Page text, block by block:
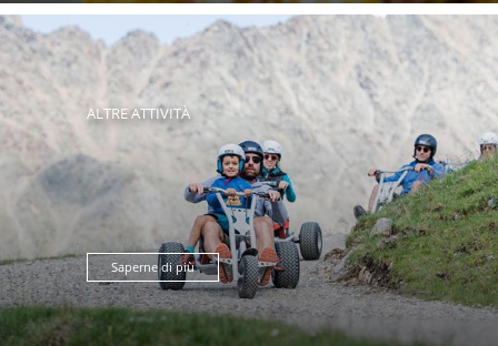
ALTRE ATTIVITÀ
Saperne di più